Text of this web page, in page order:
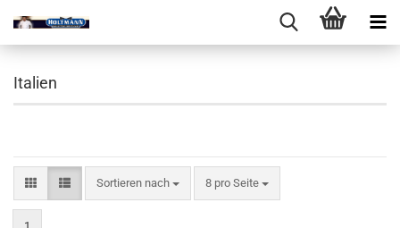
Italien
Sortieren nach
Sortieren nach 8 pro Seite
pro Seite